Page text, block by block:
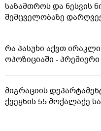
საზამთროს და ნესვის
შემცველობაზე
რა პასუხი აქვთ
ოპოზიციაში -
მიგრაციის
ქვეყნის 55 მოქალაქე